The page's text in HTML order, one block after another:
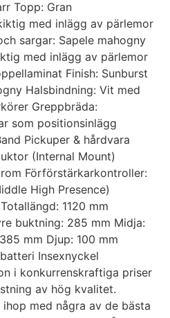
Topp: Gran
med inlägg av pärlemor
sargar: Sapele mahogny
med inlägg av pärlemor
Finish: Sunburst
Halsbindning: Vit med
Greppbräda:
som positionsinlägg
Pickuper & hårdvara
(Internal Mount)
Förförstärkarkontroller:
High Presence)
1120 mm
buktning: 285 mm Midja:
mm Djup: 100 mm
Insexnyckel
i konkurrenskraftiga priser
av hög kvalitet.
med några av de bästa